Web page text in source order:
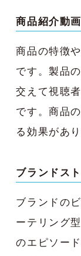
商品紹介動画
商品の特徴
です。製品
交えて視聴
です。商品
る効果があり
ブランドス
ブランドの
ーテリング
のエピソー